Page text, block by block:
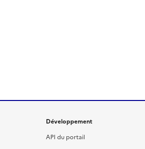
Développement
API du portail